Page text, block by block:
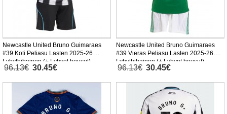
Newcastle United Bruno Guimaraes
#39 Koti Peliasu Lasten 2025-26
Lyhythihainen (+ Lyhyet housut)
96.13€ 30.45€
Newcastle United Bruno Guimaraes
#39 Vieras Peliasu Lasten 2025-26
Lyhythihainen (+ Lyhyet housut)
96.13€ 30.45€